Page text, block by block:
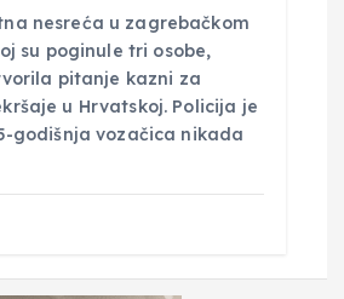
nesreća u zagrebačkom
su poginule tri osobe,
pitanje kazni za
u Hrvatskoj. Policija je
godišnja vozačica nikada